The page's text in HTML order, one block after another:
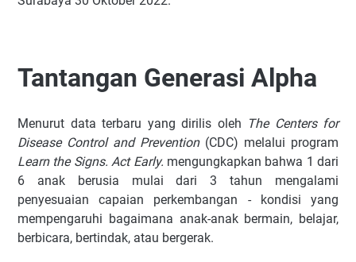
Tantangan Generasi Alpha
Menurut data terbaru yang dirilis oleh The Centers for
Disease Control and Prevention(CDC) melalui program
Learn the Signs. Act Early. mengungkapkan bahwa 1 dari
6 anak berusia mulai dari 3 tahun mengalami
penyesuaian capaian perkembangan - kondisi yang
mempengaruhi bagaimana anak-anak bermain, belajar,
berbicara, bertindak, atau bergerak.